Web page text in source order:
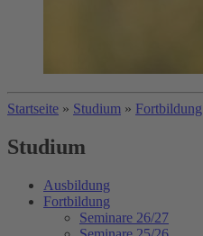
Startseite » Studium » Fortbildung
Studium
Ausbildung
Fortbildung
Seminare 26/27